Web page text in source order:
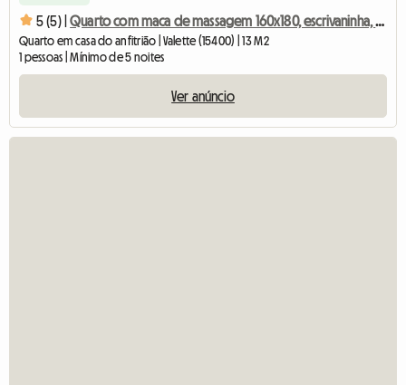
5 (5) | Quarto com maca de massagem 160x180, escrivaninha, TV e internet.
Quarto em casa do anfitrião | Valette (15400) | 13 M2
1 pessoas | Mínimo de 5 noites
Ver anúncio